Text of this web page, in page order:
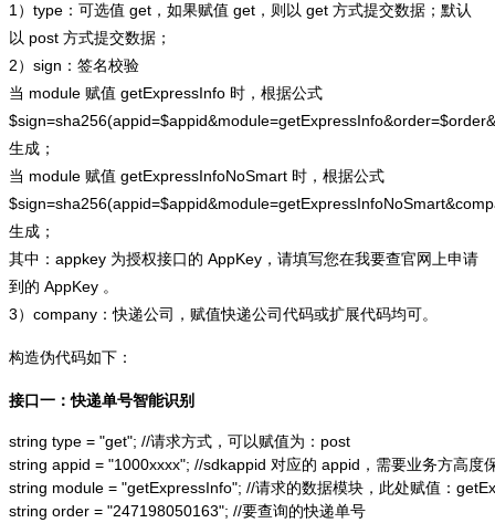
1）type：可选值 get，如果赋值 get，则以 get 方式提交数据；默认
以 post 方式提交数据；
2）sign：签名校验
当 module 赋值 getExpressInfo 时，根据公式
生成；
当 module 赋值 getExpressInfoNoSmart 时，根据公式
生成；
其中：appkey 为授权接口的 AppKey，请填写您在我要查官网上申请
到的 AppKey 。
3）company：快递公司，赋值快递公司代码或扩展代码均可。
构造伪代码如下：
接口一：快递单号智能识别
string type = "get"; //请求方式，可以赋值为：post
string appid = "1000xxxx"; //sdkappid 对应的 appid，需要业务方高度
string module = "getExpressInfo"; //请求的数据模块，此处赋值：
string order = "247198050163"; //要查询的快递单号